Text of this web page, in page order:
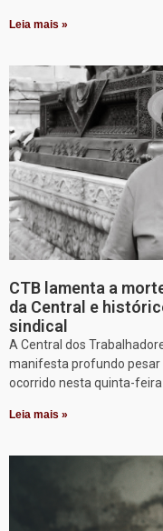
Leia mais »
CTB lamenta a
da Central e
sindical
A Central dos
manifesta profundo pesar
ocorrido nesta quinta-feira
Leia mais »